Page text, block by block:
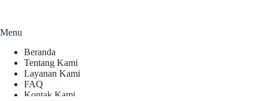
Menu
Beranda
Tentang Kami
Layanan Kami
FAQ
Kontak Kami